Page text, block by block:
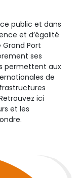
public et dans
et d’égalité
Port
ses
permettent aux
de
ici
et les